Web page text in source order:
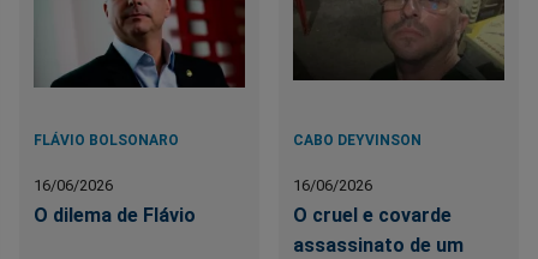
FLÁVIO BOLSONARO
16/06/2026
O dilema de Flávio
CABO DEYVINSON
16/06/2026
O cruel e covarde
assassinato de um